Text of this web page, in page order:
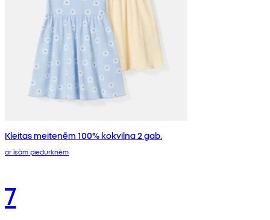
Kleitas meitenēm 100% kokvilna 2 gab.
ar īsām piedurknēm
7